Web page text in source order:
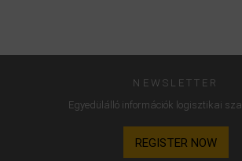
NEWSLETTER
Egyedülálló információk logisztikai
REGISTER NOW